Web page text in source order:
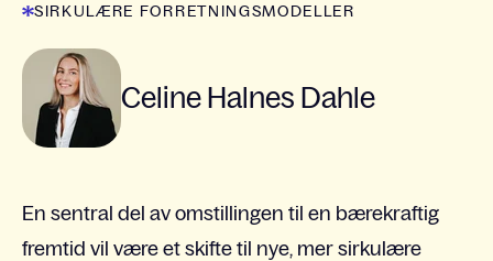
SIRKULÆRE FORRETNINGSMODELLER
Celine Halnes Dahle
En sentral del av omstillingen til en bærekraftig
fremtid vil være et skifte til nye, mer sirkulære